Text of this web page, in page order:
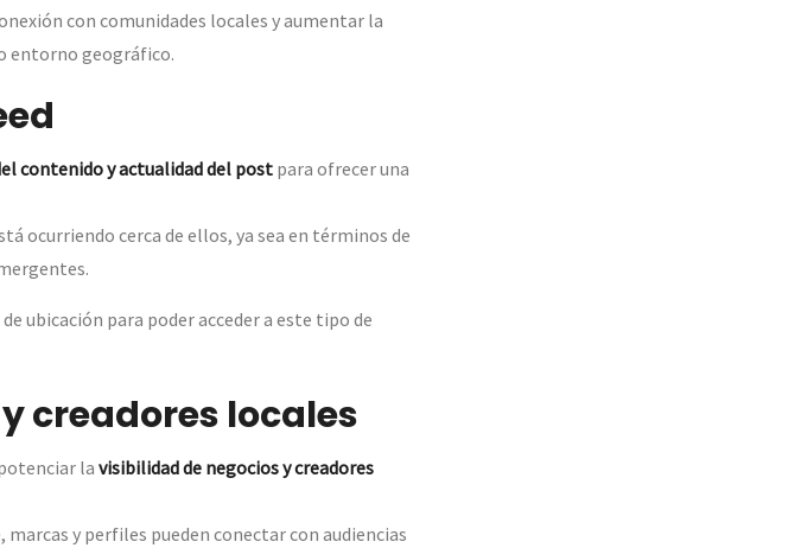
con comunidades locales y aumentar la
entorno geográfico.
contenido y actualidad del post para ofrecer una
ocurriendo cerca de ellos, ya sea en términos de
ubicación para poder acceder a este tipo de
creadores locales
la visibilidad de negocios y creadores
y perfiles pueden conectar con audiencias